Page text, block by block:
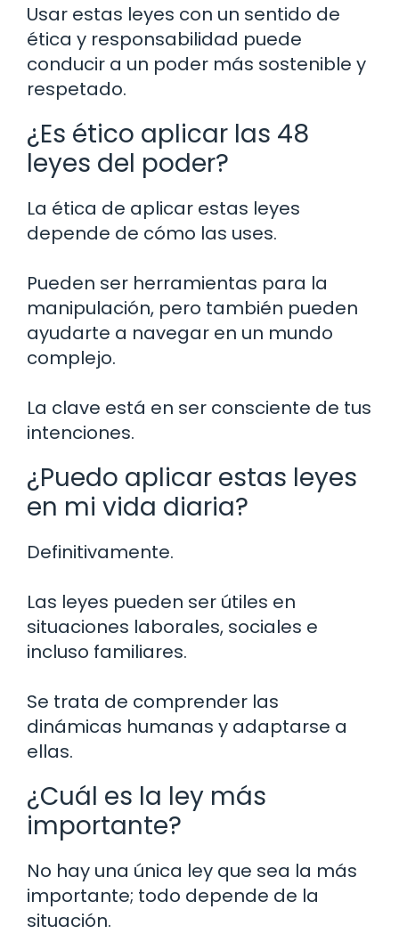
Usar estas leyes con un sentido de
ética y responsabilidad puede
conducir a un poder más sostenible y
respetado.
¿Es ético aplicar las 48
leyes del poder?
La ética de aplicar estas leyes
depende de cómo las uses.
Pueden ser herramientas para la
manipulación, pero también pueden
ayudarte a navegar en un mundo
complejo.
La clave está en ser consciente de tus
intenciones.
¿Puedo aplicar estas leyes
en mi vida diaria?
Definitivamente.
Las leyes pueden ser útiles en
situaciones laborales, sociales e
incluso familiares.
Se trata de comprender las
dinámicas humanas y adaptarse a
ellas.
¿Cuál es la ley más
importante?
No hay una única ley que sea la más
importante; todo depende de la
situación.